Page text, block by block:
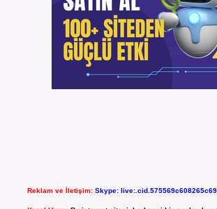
Reklam ve İletişim: Skype: live:.cid.575569c608265c69